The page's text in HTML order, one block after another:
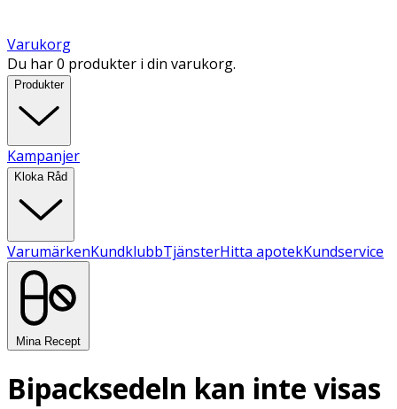
Varukorg
Du har 0 produkter i din varukorg.
Produkter
Kampanjer
Kloka Råd
VarumärkenKundklubbTjänsterHitta apotekKundservice
Mina Recept
Bipacksedeln kan inte visas